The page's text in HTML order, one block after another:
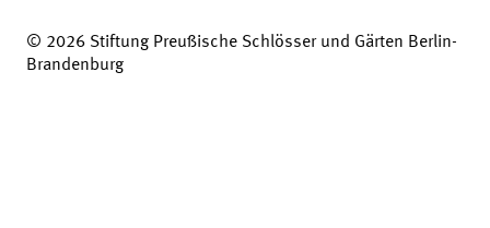
© 2026 Stiftung Preußische Schlösser und Gärten Berlin-
Brandenburg